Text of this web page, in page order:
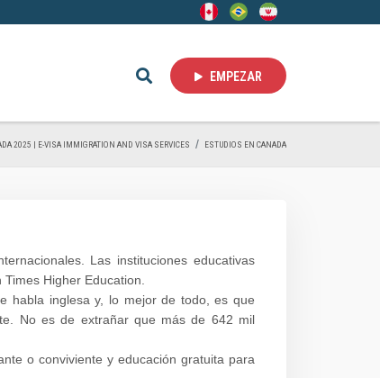
EMPEZAR
2025 | E-VISA IMMIGRATION AND VISA SERVICES ESTUDIOS EN CANADA
Las instituciones educativas
Higher Education.
habla inglesa y, lo mejor de todo, es que
No es de extrañar que más de 642 mil
o conviviente y educación gratuita para